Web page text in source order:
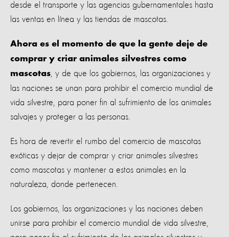
desde el transporte y las agencias gubernamentales hasta
las ventas en línea y las tiendas de mascotas.
Ahora es el momento de que la gente deje de
comprar y criar animales silvestres como
mascotas, y de que los gobiernos, las organizaciones y
las naciones se unan para prohibir el comercio mundial de
vida silvestre, para poner fin al sufrimiento de los animales
salvajes y proteger a las personas.
Es hora de revertir el rumbo del comercio de mascotas
exóticas y dejar de comprar y criar animales silvestres
como mascotas y mantener a estos animales en la
naturaleza, donde pertenecen.
Los gobiernos, las organizaciones y las naciones deben
unirse para prohibir el comercio mundial de vida silvestre,